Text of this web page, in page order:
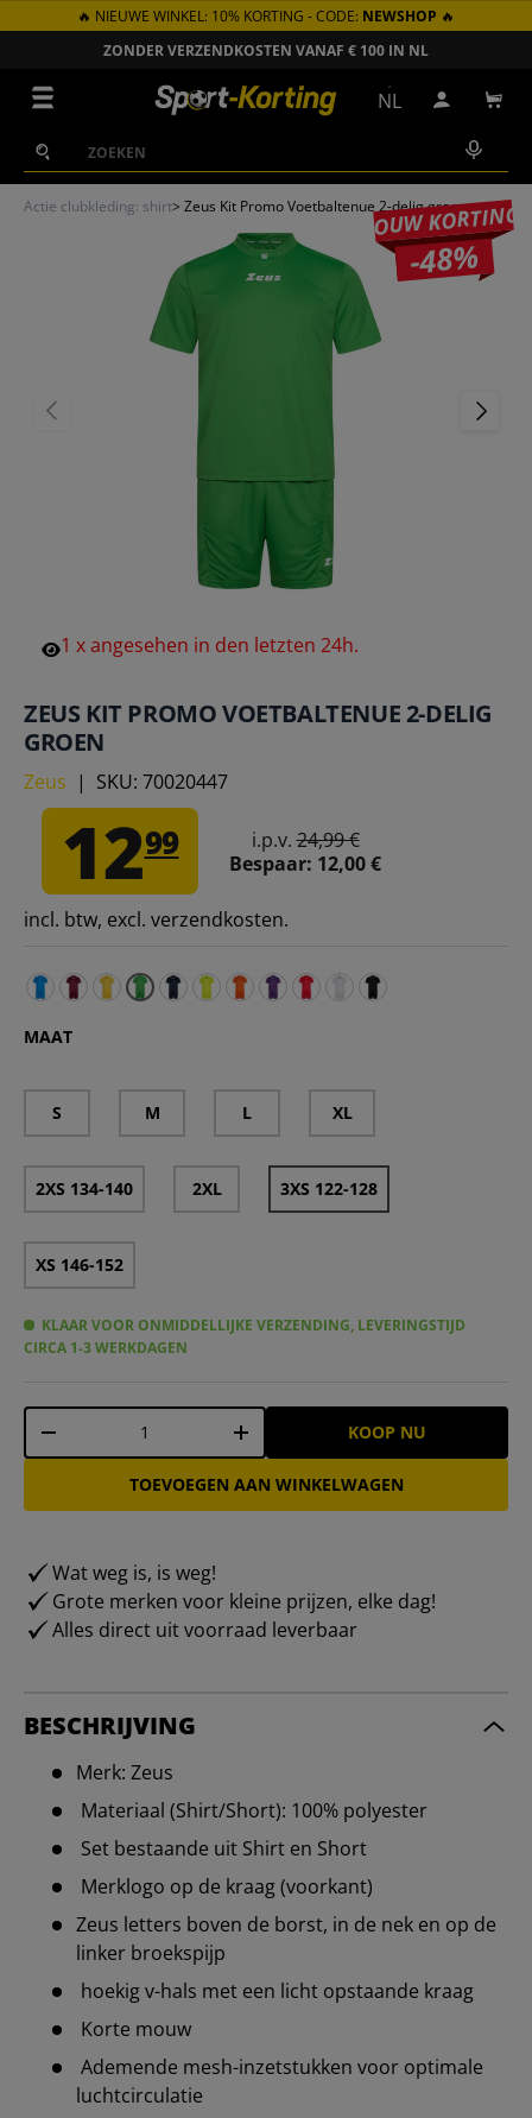
GA NAAR INHOUD
🔥 NIEUWE WINKEL: 10% KORTING - CODE: NEWSHOP 🔥
ZONDER VERZENDKOSTEN VANAF € 100 IN NL
Zoeken
Zoeken
NL Inloggen
Actie clubkleding: shirt> Zeus Kit Promo Voetbaltenue 2-delig groen
JOUW KORTING
-48%
VORIGE
1 xangesehen in den letzten 24h.
ZEUS KIT PROMO VOETBALTENUE 2-DELIG
GROEN
Zeus | SKU: 70020447
1299 i.p.v.24,99 €
Bespaar: 12,00 €
incl. btw, excl. verzendkosten.
MAAT
S M L XL
2XS 134-140 2XL 3XS 122-128
XS 146-152
KLAAR VOOR ONMIDDELLIJKE VERZENDING, LEVERINGSTIJD
CIRCA 1-3 WERKDAGEN
Aantal
-
+ KOOP NU
TOEVOEGEN AAN WINKELWAGEN
Wat weg is, is weg!
Grote merken voor kleine prijzen, elke dag!
Alles direct uit voorraad leverbaar
BESCHRIJVING
Merk: Zeus
Materiaal (Shirt/Short): 100% polyester
Set bestaande uit Shirt en Short
Merklogo op de kraag (voorkant)
Zeus letters boven de borst, in de nek en op de
linker broekspijp
hoekig v-hals met een licht opstaande kraag
Korte mouw
Ademende mesh-inzetstukken voor optimale
luchtcirculatie